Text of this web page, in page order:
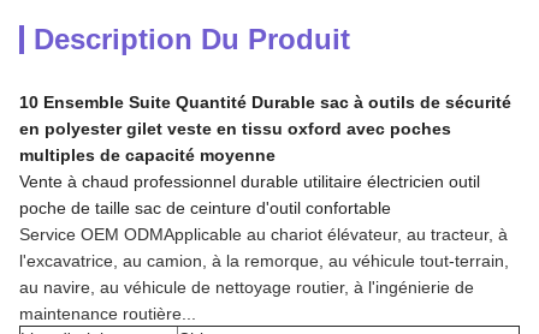
Description Du Produit
10 Ensemble Suite Quantité Durable sac à outils de sécurité
en polyester gilet veste en tissu oxford avec poches
multiples de capacité moyenne
Vente à chaud professionnel durable utilitaire électricien outil
poche de taille sac de ceinture d'outil confortable
Service OEM ODMApplicable au chariot élévateur, au tracteur, à
l'excavatrice, au camion, à la remorque, au véhicule tout-terrain,
au navire, au véhicule de nettoyage routier, à l'ingénierie de
maintenance routière...